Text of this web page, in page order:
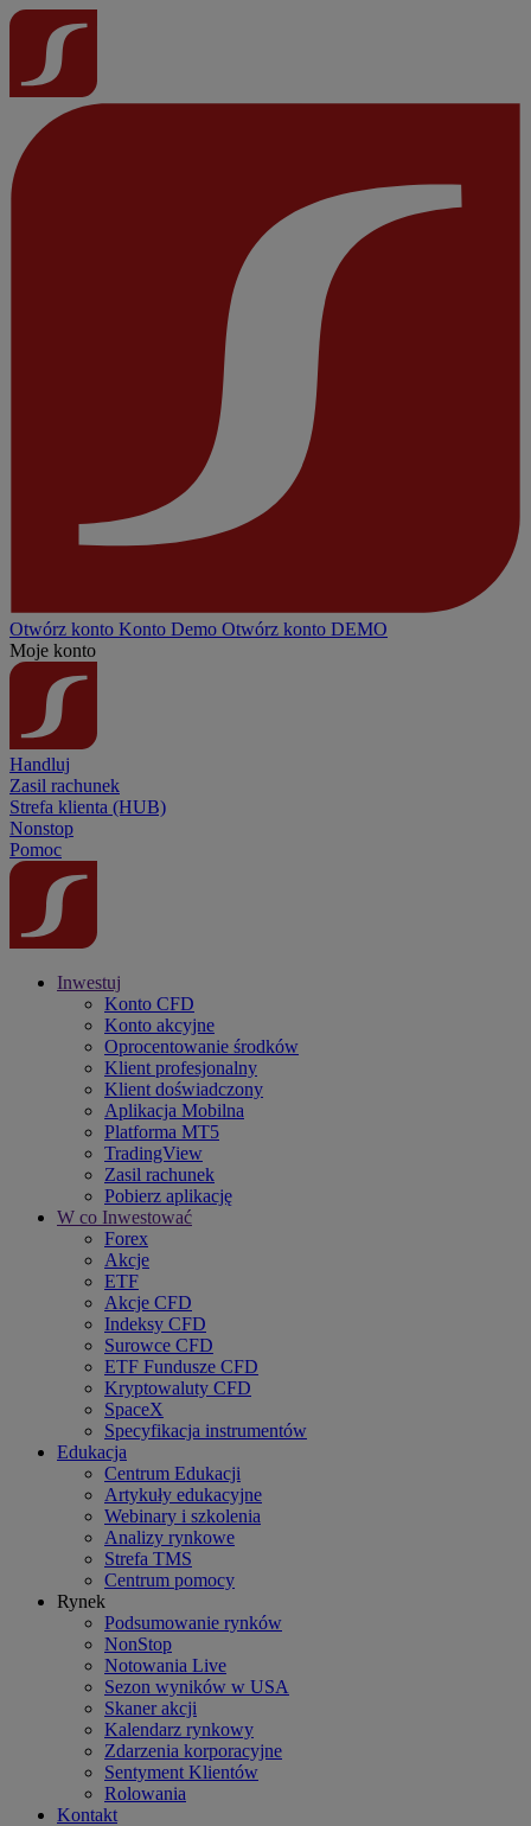
Otwórz konto Konto Demo Otwórz konto DEMO
Moje konto
Handluj
Zasil rachunek
Strefa klienta (HUB)
Nonstop
Pomoc
Inwestuj
Konto CFD
Konto akcyjne
Oprocentowanie środków
Klient profesjonalny
Klient doświadczony
Aplikacja Mobilna
Platforma MT5
TradingView
Zasil rachunek
Pobierz aplikację
W co Inwestować
Forex
Akcje
ETF
Akcje CFD
Indeksy CFD
Surowce CFD
ETF Fundusze CFD
Kryptowaluty CFD
SpaceX
Specyfikacja instrumentów
Edukacja
Centrum Edukacji
Artykuły edukacyjne
Webinary i szkolenia
Analizy rynkowe
Strefa TMS
Centrum pomocy
Rynek
Podsumowanie rynków
NonStop
Notowania Live
Sezon wyników w USA
Skaner akcji
Kalendarz rynkowy
Zdarzenia korporacyjne
Sentyment Klientów
Rolowania
Kontakt